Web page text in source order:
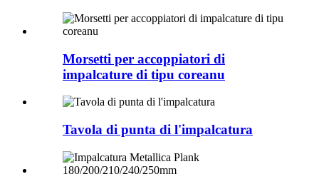
Morsetti per accoppiatori di
impalcature di tipu coreanu
Tavola di punta di l'impalcatura